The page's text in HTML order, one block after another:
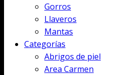
Gorros
Llaveros
Mantas
Categorías
Abrigos de piel
Area Carmen